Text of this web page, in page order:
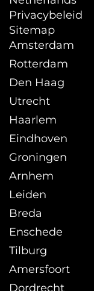
Privacybeleid
Sitemap
Amsterdam
Rotterdam
Den Haag
Utrecht
Haarlem
Eindhoven
Groningen
Arnhem
Leiden
Breda
Enschede
Tilburg
Amersfoort
Dordrecht